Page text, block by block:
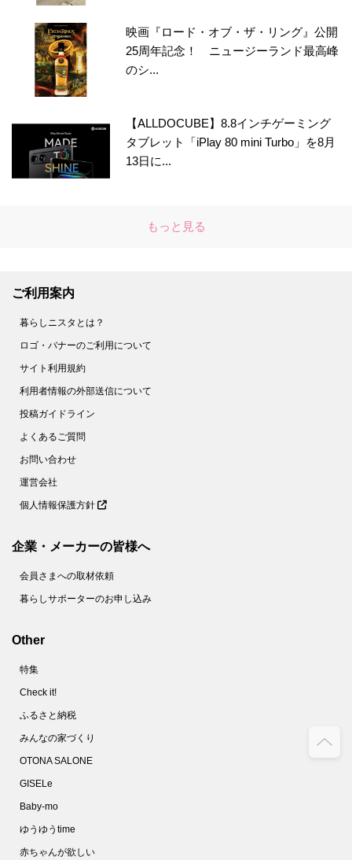
映画『ロード・オブ・ザ・リング』公開
25周年記念！ ニュージーランド最高峰
のシ...
【ALLDOCUBE】8.8インチゲーミング
タブレット「iPlay 80 mini Turbo」を8月
13日に...
もっと見る
ご利用案内
暮らしニスタとは？
ロゴ・バナーのご利用について
サイト利用規約
利用者情報の外部送信について
投稿ガイドライン
よくあるご質問
お問い合わせ
運営会社
個人情報保護方針
企業・メーカーの皆様へ
会員さまへの取材依頼
暮らしサポーターのお申し込み
Other
特集
Check it!
ふるさと納税
みんなの家づくり
OTONA SALONE
GISELe
Baby-mo
ゆうゆうtime
赤ちゃんが欲しい